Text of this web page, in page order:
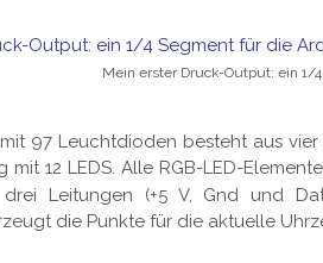
Mein erster Druck-Output: ein 1/
97 Leuchtdioden besteht aus
12 LEDS. Alle RGB-LED-
drei Leitungen (+5 V, Gnd und
die Punkte für die aktuelle